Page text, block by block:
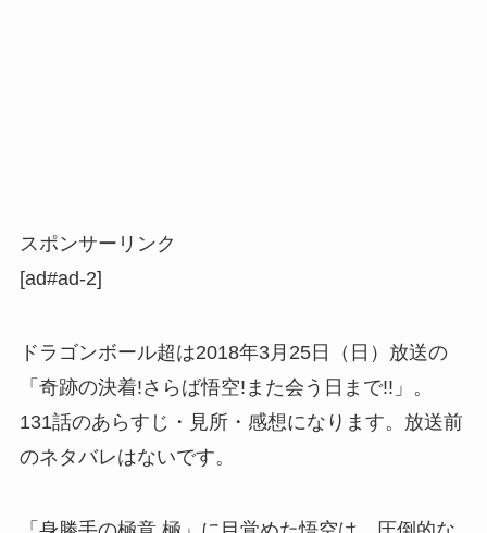
スポンサーリンク
[ad#ad-2]
ドラゴンボール超は2018年3月25日（日）放送の
「奇跡の決着!さらば悟空!また会う日まで!!」。
131話のあらすじ・見所・感想になります。放送前
のネタバレはないです。